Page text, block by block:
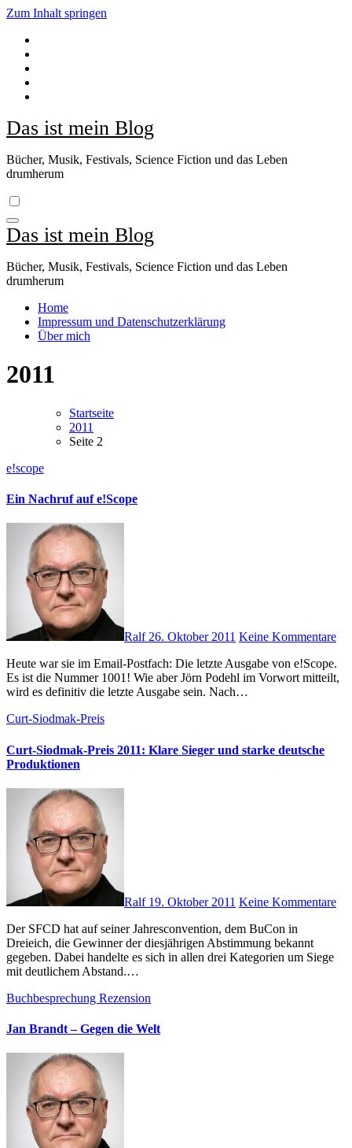
Zum Inhalt springen
Das ist mein Blog
Bücher, Musik, Festivals, Science Fiction und das Leben
drumherum
Das ist mein Blog
Bücher, Musik, Festivals, Science Fiction und das Leben
drumherum
Home
Impressum und Datenschutzerklärung
Über mich
2011
Startseite
2011
Seite 2
e!scope
Ein Nachruf auf e!Scope
Ralf26. Oktober 2011 Keine Kommentare
Heute war sie im Email-Postfach: Die letzte Ausgabe von e!Scope.
Es ist die Nummer 1001! Wie aber Jörn Podehl im Vorwort mitteilt,
wird es definitiv die letzte Ausgabe sein. Nach…
Curt-Siodmak-Preis
Curt-Siodmak-Preis 2011: Klare Sieger und starke deutsche
Produktionen
Ralf 19. Oktober 2011 Keine Kommentare
Der SFCD hat auf seiner Jahresconvention, dem BuCon in
Dreieich, die Gewinner der diesjährigen Abstimmung bekannt
gegeben. Dabei handelte es sich in allen drei Kategorien um Siege
mit deutlichem Abstand.…
Buchbesprechung Rezension
Jan Brandt – Gegen die Welt